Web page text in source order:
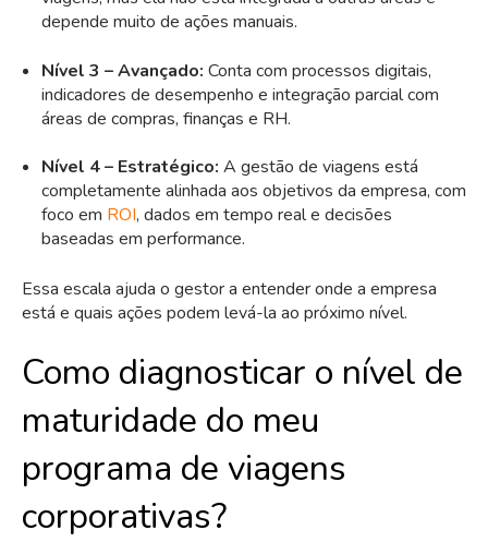
depende muito de ações manuais.
Nível 3 – Avançado: Conta com processos digitais,
indicadores de desempenho e integração parcial com
áreas de compras, finanças e RH.
Nível 4 – Estratégico: A gestão de viagens está
completamente alinhada aos objetivos da empresa, com
foco em ROI, dados em tempo real e decisões
baseadas em performance.
Essa escala ajuda o gestor a entender onde a empresa
está e quais ações podem levá-la ao próximo nível.
Como diagnosticar o nível de
maturidade do meu
programa de viagens
corporativas?